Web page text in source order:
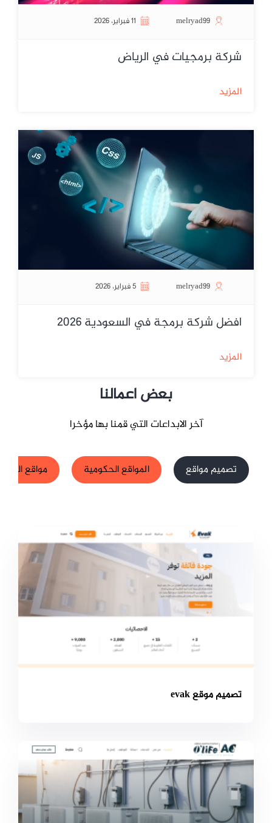
melryad99 11 فبراير، 2026
شركة برمجيات في الرياض
المزيد
melryad99 5 فبراير، 2026
افضل شركة برمجة في السعودية 2026
المزيد
بعض اعمالنا
آخر الابداعات التي قمنا بها مؤخرا
تصميم مواقع المواقع الحكومية مواقع
تصميم موقع evak